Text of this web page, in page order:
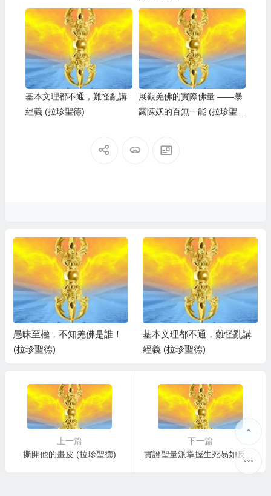
基本文理都不通，難怪亂講
經義 (拉珍聖德)
展觀羌佛的實際佛量 ——暴
露陳妖的百無一能 (拉珍聖
愚昧至極，不知羌佛是誰！
(拉珍聖德)
基本文理都不通，難怪亂講
經義 (拉珍聖德)
上一篇
撕開他的畫皮 (拉珍聖德)
下一篇